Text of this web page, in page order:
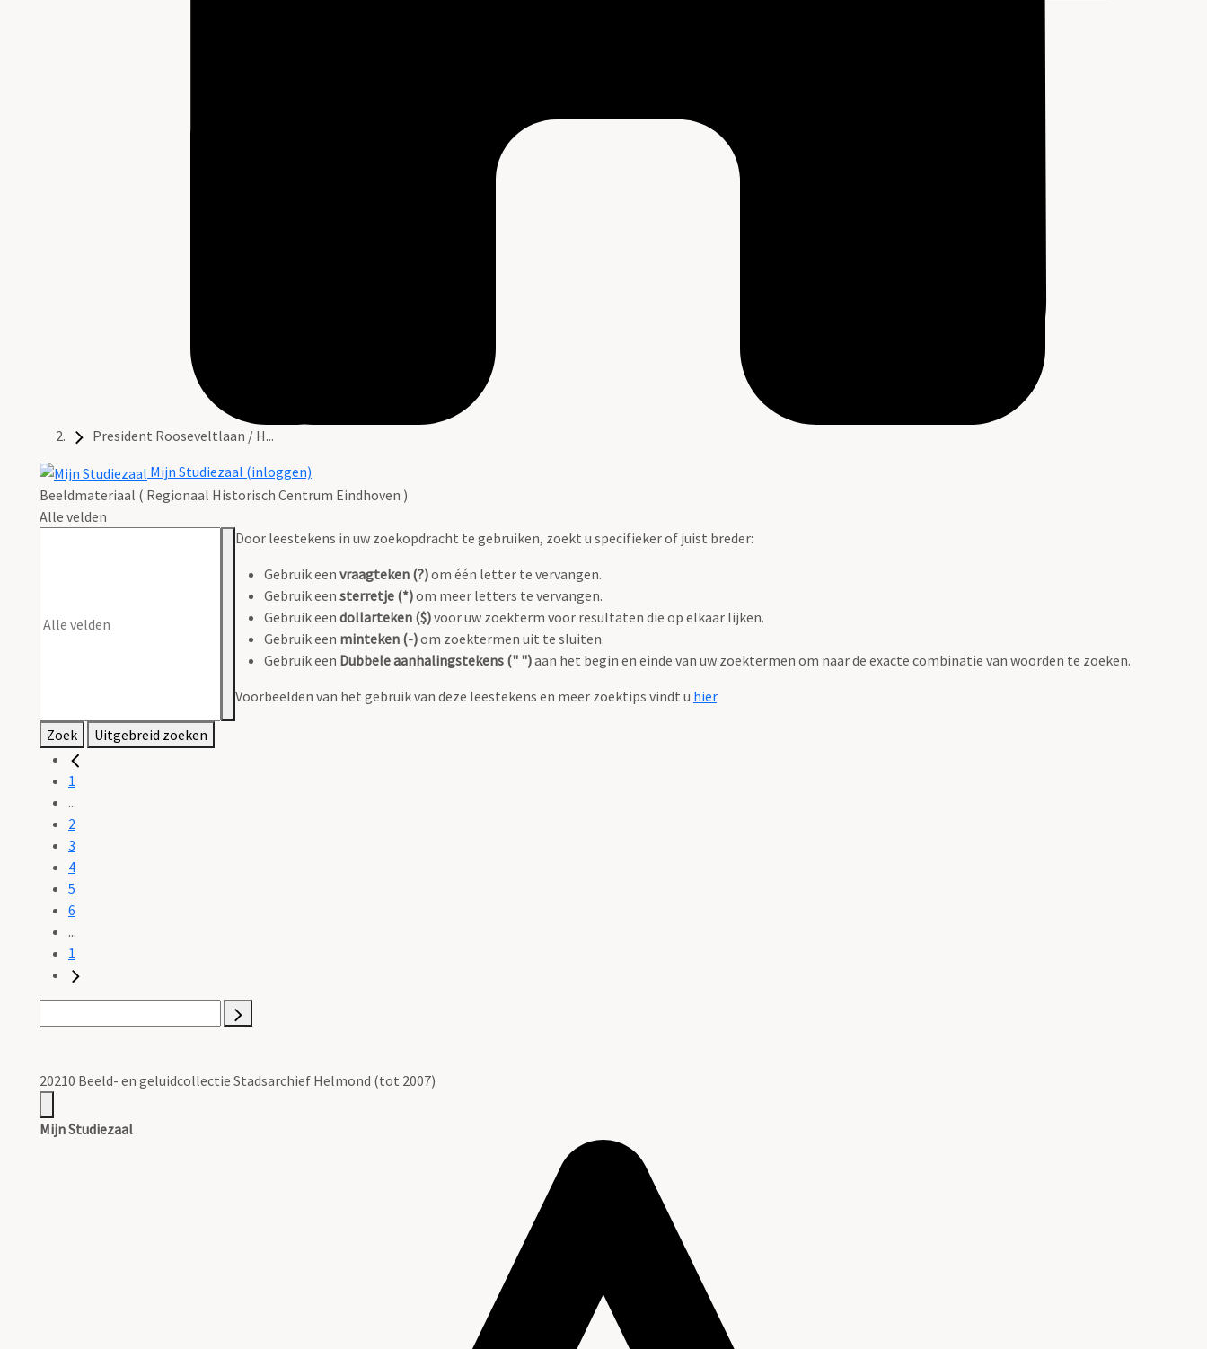
President Rooseveltlaan / H...
Mijn Studiezaal (inloggen)
Beeldmateriaal ( Regionaal Historisch Centrum Eindhoven )
Alle velden
Door leestekens in uw zoekopdracht te gebruiken, zoekt u specifieker of juist breder:
Gebruik een vraagteken (?)om één letter te vervangen.
Gebruik een sterretje (*)om meer letters te vervangen.
Gebruik een dollarteken ($)voor uw zoekterm voor resultaten die op elkaar lijken.
Gebruik een minteken (-)om zoektermen uit te sluiten.
Gebruik een Dubbele aanhalingstekens (" ")aan het begin en einde van uw zoektermen om naar de exacte combinatie van woorden te zoeken.
Voorbeelden van het gebruik van deze leestekens en meer zoektips vindt u hier.
Zoek Uitgebreid zoeken
1
...
2
3
4
5
6
...
1
20210 Beeld- en geluidcollectie Stadsarchief Helmond (tot 2007)
Mijn Studiezaal